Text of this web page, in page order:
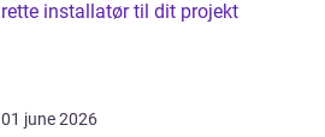
rette installatør til dit projekt
01 june 2026